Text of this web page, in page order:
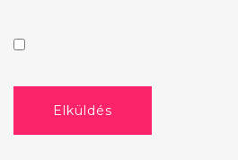
Elküldés